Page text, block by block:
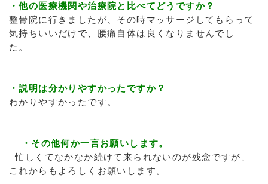
・他の医療機関や治療院と比べてどうですか？
整骨院に行きましたが、その時マッサージしてもらって
気持ちいいだけで、腰痛自体は良くなりませんでし
た。
・説明は分かりやすかったですか？
わかりやすかったです。
・その他何か一言お願いします。
忙しくてなかなか続けて来られないのが残念ですが、
これからもよろしくお願いします。